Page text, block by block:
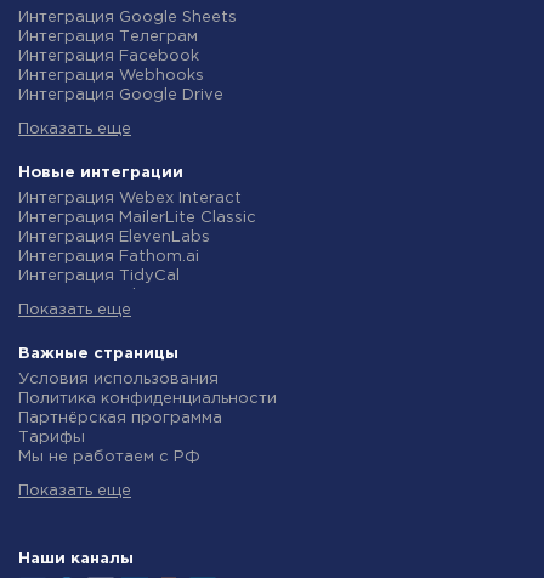
Интеграция Google Sheets
Интеграция Телеграм
Интеграция Facebook
Интеграция Webhooks
Интеграция Google Drive
Интеграция Gmail
Интеграция Новая Почта
Интеграция Binotel
Интеграция OpenAI (ChatGPT)
Интеграция Prom
Интеграция Приват24
Интеграция OLX
Интеграция TurboSMS
Интеграция SendPulse
Интеграция Stream Telecom
Интеграция Google Analytics
Интеграция Creatio
Интеграция Ringostat
Интеграция Google Calendar
Интеграция Airtable
Интеграция RO App
Интеграция PrestaShop
Показать еще
Новые интеграции
Интеграция Webex Interact
Интеграция MailerLite Classic
Интеграция ElevenLabs
Интеграция Fathom.ai
Интеграция TidyCal
Интеграция Gist
Интеграция Straico
Интеграция Rows
Интеграция Firecrawl
Интеграция Binotel SmartCRM
Интеграция Perplexity AI
Интеграция Formbricks
Интеграция Getsitecontrol
Интеграция Anthropic (Claude)
Показать еще
Важные страницы
Условия использования
Политика конфиденциальности
Партнёрская программа
Тарифы
Мы не работаем с РФ
Индивидуальная разработка
Маркетинг
Показать еще
Наши каналы